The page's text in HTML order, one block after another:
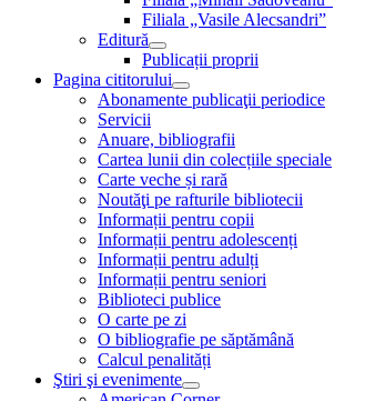
Filiala „Vasile Alecsandri”
Editură
Publicații proprii
Pagina cititorului
Abonamente publicaţii periodice
Servicii
Anuare, bibliografii
Cartea lunii din colecțiile speciale
Carte veche și rară
Noutăţi pe rafturile bibliotecii
Informații pentru copii
Informații pentru adolescenți
Informații pentru adulți
Informații pentru seniori
Biblioteci publice
O carte pe zi
O bibliografie pe săptămână
Calcul penalități
Ştiri şi evenimente